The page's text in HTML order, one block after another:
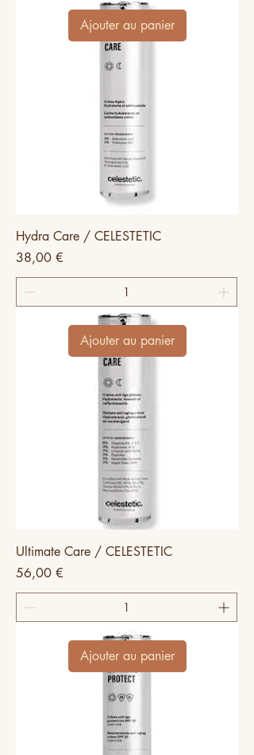
Ajouter au panier
Hydra Care / CELESTETIC
Prix
38,00 €
Ajouter au panier
Ultimate Care / CELESTETIC
Prix
56,00 €
Ajouter au panier